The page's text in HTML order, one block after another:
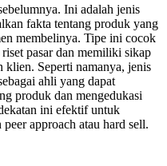
Ini adalah jenis
fakta tentang produk yang
membelinya. Tipe ini cocok
pasar dan memiliki sikap
klien. Seperti namanya, jenis
ahli yang dapat
produk dan mengedukasi
ini efektif untuk
approach atau hard sell.